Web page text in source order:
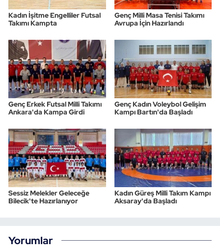
Kadın İşitme Engelliler Futsal
Takımı Kampta
Genç Milli Masa Tenisi Takımı
Avrupa İçin Hazırlandı
Genç Erkek Futsal Milli Takımı
Ankara'da Kampa Girdi
Genç Kadın Voleybol Gelişim
Kampı Bartın'da Başladı
Sessiz Melekler Geleceğe
Bilecik'te Hazırlanıyor
Kadın Güreş Milli Takım Kampı
Aksaray'da Başladı
Yorumlar